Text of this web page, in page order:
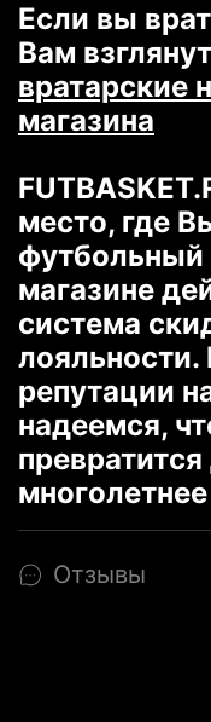
Если вы
Вам
вратарские
магазина
место, где
магазине
система
репутации
надеемся,
Отзывы